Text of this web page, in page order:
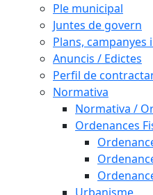
Ple municipal
Juntes de govern
Plans, campanyes
Anuncis / Edictes
Perfil de
Normativa
Normativa /
Ordenances